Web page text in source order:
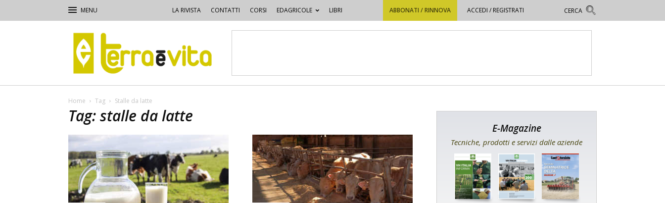
LA RIVISTA CONTATTI CORSI EDAGRICOLE LIBRI ABBONATI / RINNOVA ACCEDI / REGISTRATI
Terra
e
Vita
Home Tag Stalle da latte
Tag: stalle da latte
E-Magazine
Tecniche, prodotti e servizi dalle aziende